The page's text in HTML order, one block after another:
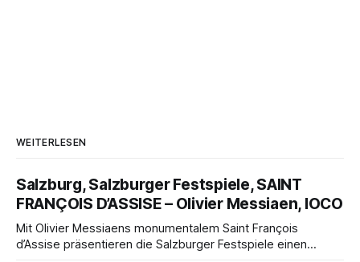
WEITERLESEN
Salzburg, Salzburger Festspiele, SAINT
FRANÇOIS D’ASSISE – Olivier Messiaen, IOCO
Mit Olivier Messiaens monumentalem Saint François
d’Assise präsentieren die Salzburger Festspiele einen